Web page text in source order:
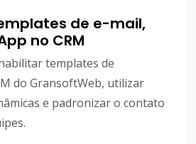
de e-mail,
no CRM
templates de
do GransoftWeb, utilizar
e padronizar o contato